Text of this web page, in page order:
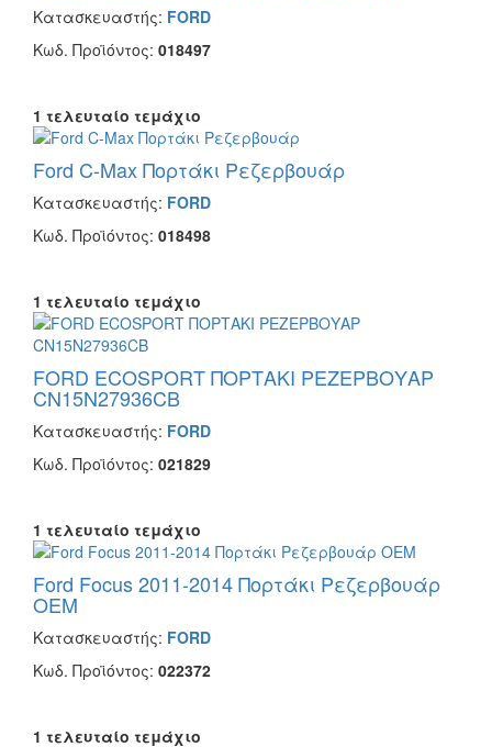
Κατασκευαστής: FORD
Κωδ. Προϊόντος: 018497
1 τελευταίο τεμάχιο
Ford C-Max Πορτάκι Ρεζερβουάρ
Κατασκευαστής: FORD
Κωδ. Προϊόντος: 018498
1 τελευταίο τεμάχιο
FORD ECOSPORT ΠΟΡΤΑΚΙ ΡΕΖΕΡΒΟΥΑΡ
CN15N27936CB
Κατασκευαστής: FORD
Κωδ. Προϊόντος: 021829
1 τελευταίο τεμάχιο
Ford Focus 2011-2014 Πορτάκι Ρεζερβουάρ
OEM
Κατασκευαστής: FORD
Κωδ. Προϊόντος: 022372
1 τελευταίο τεμάχιο